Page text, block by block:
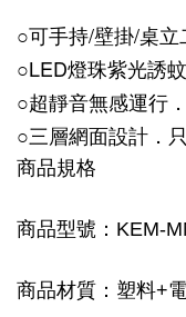
○可手持/壁掛/桌立
○LED燈珠紫光誘
○超靜音無感運行
○三層網面設計．
商品規格
商品型號：KEM-
商品材質：塑料+